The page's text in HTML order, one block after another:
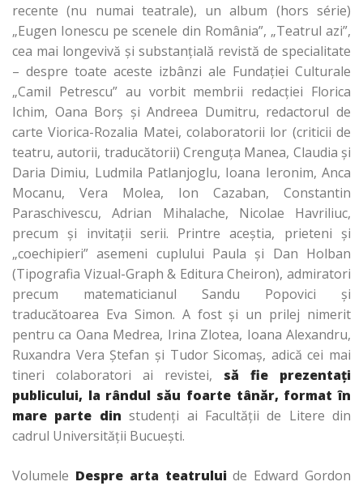
recente (nu numai teatrale), un album (hors série)
„Eugen Ionescu pe scenele din România”, „Teatrul azi”,
cea mai longevivă și substanțială revistă de specialitate
– despre toate aceste izbânzi ale Fundației Culturale
„Camil Petrescu” au vorbit membrii redacției Florica
Ichim, Oana Borș şi Andreea Dumitru, redactorul de
carte Viorica-Rozalia Matei, colaboratorii lor (criticii de
teatru, autorii, traducătorii) Crenguța Manea, Claudia și
Daria Dimiu, Ludmila Patlanjoglu, Ioana Ieronim, Anca
Mocanu, Vera Molea, Ion Cazaban, Constantin
Paraschivescu, Adrian Mihalache, Nicolae Havriliuc,
precum și invitații serii. Printre aceștia, prieteni și
„coechipieri” asemeni cuplului Paula și Dan Holban
(Tipografia Vizual-Graph & Editura Cheiron), admiratori
precum matematicianul Sandu Popovici și
traducătoarea Eva Simon. A fost și un prilej nimerit
pentru ca Oana Medrea, Irina Zlotea, Ioana Alexandru,
Ruxandra Vera Ștefan și Tudor Sicomaș, adică cei mai
tineri colaboratori ai revistei,
să fie prezentați
publicului, la rândul său foarte tânăr, format în
mare parte dinstudenți ai Facultății de Litere din
cadrul Universității Bucuești.
Volumele Despre arta teatruluide Edward Gordon